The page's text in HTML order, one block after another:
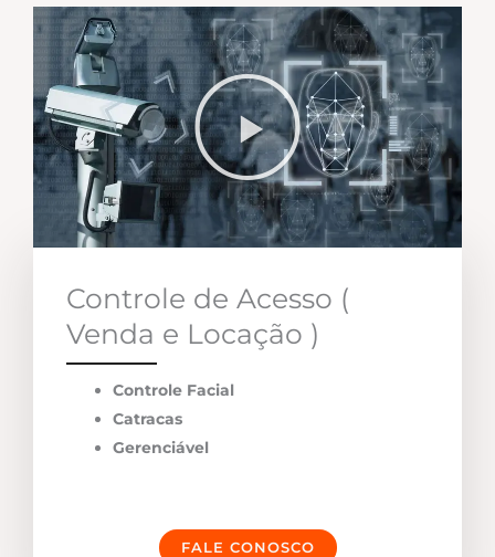
Controle de Acesso (
Venda e Locação )
Controle Facial
Catracas
Gerenciável
FALE CONOSCO